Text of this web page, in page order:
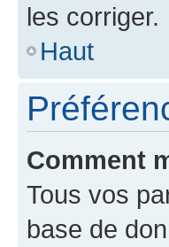
les corriger.
Haut
Comment
Tous vos
base de